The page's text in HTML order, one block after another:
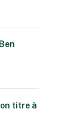
titre à